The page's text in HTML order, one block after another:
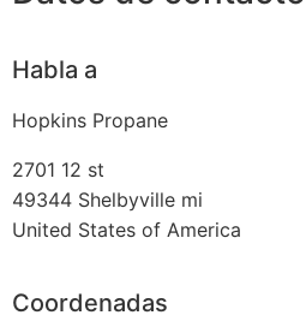
Habla a
Hopkins Propane
2701 12 st
49344 Shelbyville mi
United States of America
Coordenadas